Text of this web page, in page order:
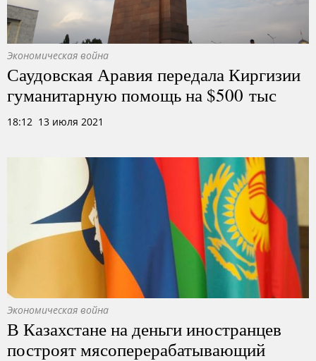
Экономическая война
Саудовская Аравия передала Киргизии
гуманитарную помощь на $500 тыс
18:12 13 июля 2021
Экономическая война
В Казахстане на деньги иностранцев
построят мясоперерабатывающий